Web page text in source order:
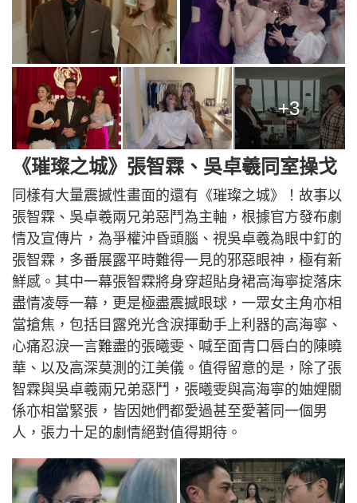
+3
《璀璨之城》張智霖、吳卓羲同室操戈
同樣有大量震撼性畫面的還有《璀璨之城》！故事以
張智霖、吳卓羲兩兄弟惡鬥為主軸，根據官方發布劇
情及宣傳片，為爭權沖昏頭腦、視吳卓羲為眼中釘的
張智霖，多番展露平時難得一見的邪惡眼神，極有新
鮮感。其中一幕張智霖將身穿超貼身裙高海寧掟落床
盡情凌辱一幕，更是極盡震撼眼球，一眾女主角亦相
當搶焦，包括目露兇光含淚揮動手上利器的高海寧、
心痛忍淚一言難盡的張曦雯、喊至面青口唇白的陳曉
華、以及高深莫測的江美儀。值得留意的是，除了張
智霖與吳卓羲兩兄弟惡鬥，張曦雯與高海寧的妯娌關
係亦相當緊張，皆因她們都愛過甚至愛著同一個男
人，張力十足的劇情絕對值得期待。